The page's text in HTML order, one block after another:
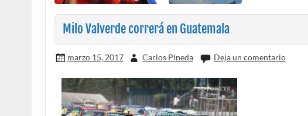
Milo Valverde correrá en Guatemala
marzo 15, 2017 Carlos Pineda Deja un comentario